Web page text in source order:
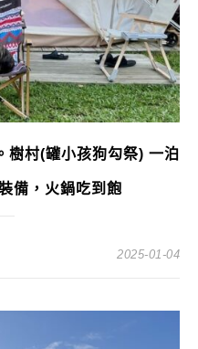
樹村(罐小孩狗勾祭) 一泊
備，火鍋吃到飽
2025-01-04